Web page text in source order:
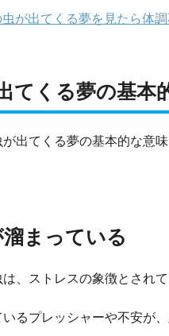
が出てくる夢を見たら体
てくる夢の基本
出てくる夢の基本的な意
まっている
、ストレスの象徴とされて
るプレッシャーや不安が